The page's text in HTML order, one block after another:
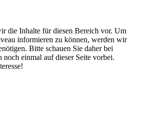
die Inhalte für diesen Bereich vor. Um
informieren zu können, werden wir
Bitte schauen Sie daher bei
noch einmal auf dieser Seite vorbei.